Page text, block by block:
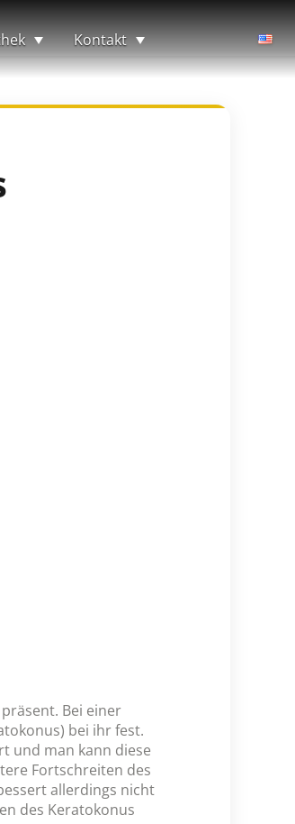
Kontakt
Bei einer
bei ihr fest.
und man kann diese
Fortschreiten des
allerdings nicht
des Keratokonus